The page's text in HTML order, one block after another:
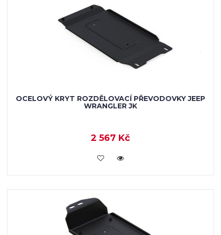
OCELOVÝ KRYT ROZDĚLOVACÍ PŘEVODOVKY JEEP
WRANGLER JK
2 567 Kč
KOUPIT